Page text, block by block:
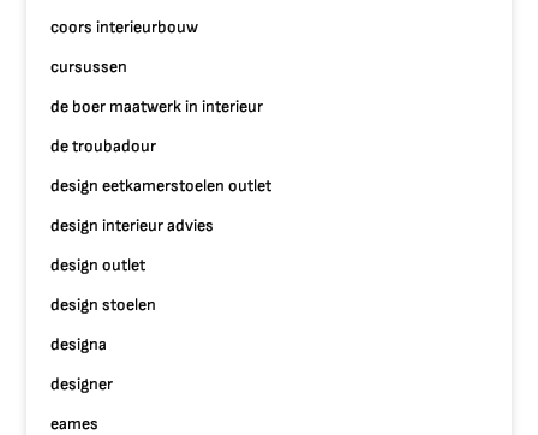
coors interieurbouw
cursussen
de boer maatwerk in interieur
de troubadour
design eetkamerstoelen outlet
design interieur advies
design outlet
design stoelen
designa
designer
eames